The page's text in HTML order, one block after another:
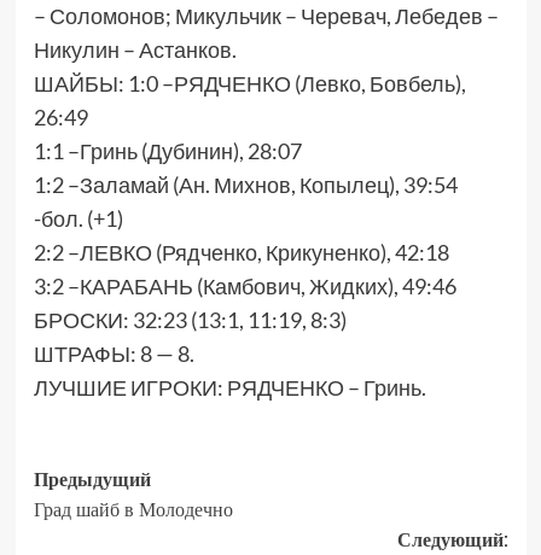
– Соломонов; Микульчик – Черевач, Лебедев –
Никулин – Астанков.
ШАЙБЫ: 1:0 –РЯДЧЕНКО (Левко, Бовбель),
26:49
1:1 –Гринь (Дубинин), 28:07
1:2 –Заламай (Ан. Михнов, Копылец), 39:54
-бол. (+1)
2:2 –ЛЕВКО (Рядченко, Крикуненко), 42:18
3:2 –КАРАБАНЬ (Камбович, Жидких), 49:46
БРОСКИ: 32:23 (13:1, 11:19, 8:3)
ШТРАФЫ: 8 — 8.
ЛУЧШИЕ ИГРОКИ: РЯДЧЕНКО – Гринь.
Предыдущий
Град шайб в Молодечно
Следующий: